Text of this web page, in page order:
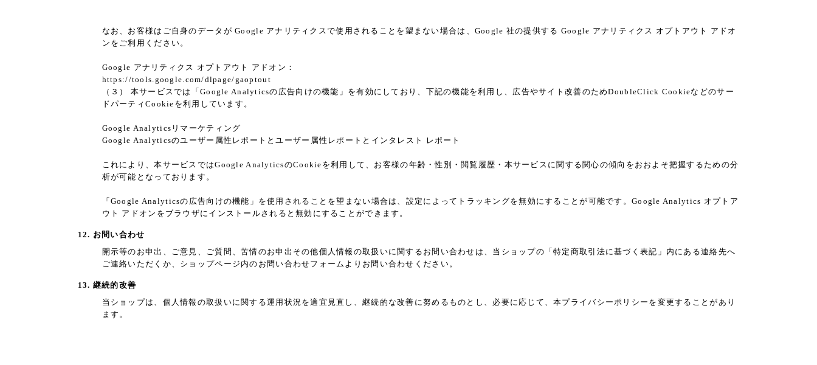
なお、お客様はご自身のデータが Google アナリティクスで使用されることを望まない場合は、Google 社の提供する Google アナリティクス オプトアウト アドオ
ンをご利用ください。
Google アナリティクス オプトアウト アドオン：
https://tools.google.com/dlpage/gaoptout
（３） 本サービスでは「Google Analyticsの広告向けの機能」を有効にしており、下記の機能を利用し、広告やサイト改善のためDoubleClick Cookieなどのサー
ドパーティCookieを利用しています。
Google Analyticsリマーケティング
Google Analyticsのユーザー属性レポートとユーザー属性レポートとインタレスト レポート
これにより、本サービスではGoogle AnalyticsのCookieを利用して、お客様の年齢・性別・閲覧履歴・本サービスに関する関心の傾向をおおよそ把握するための分
析が可能となっております。
「Google Analyticsの広告向けの機能」を使用されることを望まない場合は、設定によってトラッキングを無効にすることが可能です。Google Analytics オプトア
ウト アドオンをブラウザにインストールされると無効にすることができます。
12. お問い合わせ
開示等のお申出、ご意見、ご質問、苦情のお申出その他個人情報の取扱いに関するお問い合わせは、当ショップの「特定商取引法に基づく表記」内にある連絡先へ
ご連絡いただくか、ショップページ内のお問い合わせフォームよりお問い合わせください。
13. 継続的改善
当ショップは、個人情報の取扱いに関する運用状況を適宜見直し、継続的な改善に努めるものとし、必要に応じて、本プライバシーポリシーを変更することがあり
ます。